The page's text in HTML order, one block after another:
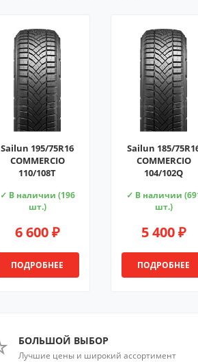
Sailun 195/75R16
COMMERCIO
110/108T
✓ В наличии (196
шт.)
6 600 ₽
ПОДРОБНЕЕ
Sailun 185/
COMMERCIO
104/102Q
✓ В наличии
шт.)
5 400 ₽
ПОДРОБНЕЕ
БОЛЬШОЙ ВЫБОР
Лучшие цены и широкий ассортимент